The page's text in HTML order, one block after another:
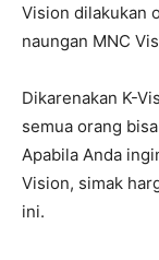
Vision dilakukan
naungan MNC
Dikarenakan K-
semua orang
Apabila Anda
Vision, simak
ini.